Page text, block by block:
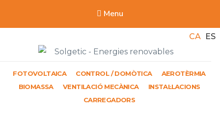
Menu
Serveis de energies renovables per a edificis
CA ES
FOTOVOLTAICA CONTROL / DOMÒTICA
AEROTÈRMIA
BIOMASSA
VENTILACIÓ MECÀNICA
INSTAL·LACIONS
CARREGADORS